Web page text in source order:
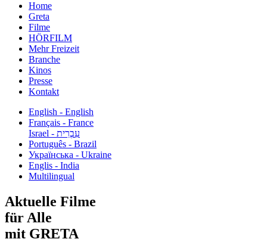
Home
Greta
Filme
HÖRFILM
Mehr Freizeit
Branche
Kinos
Presse
Kontakt
English - English
Français - France
עִבְרִית - Israel
Português - Brazil
Українська - Ukraine
Englis - India
Multilingual
Aktuelle Filme
für Alle
mit GRETA